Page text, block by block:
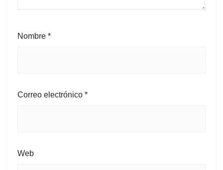
Nombre *
Correo electrónico *
Web